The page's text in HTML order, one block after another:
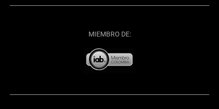
MIEMBRO DE: